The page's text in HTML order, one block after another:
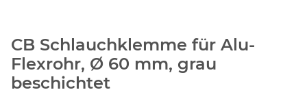
CB Schlauchklemme für Alu-
Flexrohr, Ø 60 mm, grau
beschichtet